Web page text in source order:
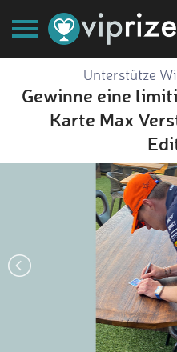
Unterstütze
Gewinne eine
Karte Max